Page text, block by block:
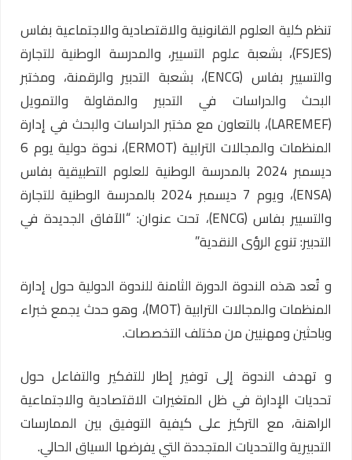
تنظم كلية العلوم القانونية والاقتصادية والاجتماعية بفاس
(FSJES)، بشعبة علوم التسيير، والمدرسة الوطنية للتجارة
والتسيير بفاس (ENCG)، بشعبة التدبير والرقمنة، ومختبر
البحث والدراسات في التدبير والمقاولة والتمويل
(LAREMEF)، بالتعاون مع مختبر الدراسات والبحث في إدارة
المنظمات والمجالات الترابية (ERMOT)، ندوة دولية يوم 6
ديسمبر 2024 بالمدرسة الوطنية للعلوم التطبيقية بفاس
(ENSA)، ويوم 7 ديسمبر 2024 بالمدرسة الوطنية للتجارة
والتسيير بفاس (ENCG)، تحت عنوان: “الآفاق الجديدة في
التدبير: تنوع الرؤى النقدية”
و تُعد هذه الندوة الدورة الثامنة للندوة الدولية حول إدارة
المنظمات والمجالات الترابية (MOT)، وهو حدث يجمع خبراء
وباحثين ومهنيين من مختلف التخصصات.
و تهدف الندوة إلى توفير إطار للتفكير والتفاعل حول
تحديات الإدارة في ظل المتغيرات الاقتصادية والاجتماعية
الراهنة، مع التركيز على كيفية التوفيق بين الممارسات
التدبيرية والتحديات المتجددة التي يفرضها السياق الحالي.